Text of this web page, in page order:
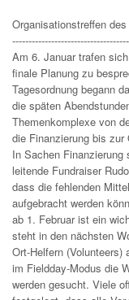
Organisationstreffen
Am 6. Januar trafen
finale Planung zu
Tagesordnung begann
die späten
Themenkomplexe von
die Finanzierung bis zur
In Sachen
leitende Fundraiser
dass die fehlenden
aufgebracht werden
ab 1. Februar ist ein
steht in den nächsten
Ort-Helfern (Volunteers)
im Fieldday-Modus die
werden gesucht. Viele